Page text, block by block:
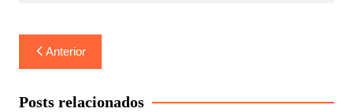
Navegação
de
Post
Anterior
Posts relacionados